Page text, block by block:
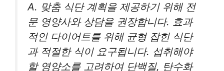
A. 맞춤 식단 계획을 제공하기 위해 전
문 영양사와 상담을 권장합니다. 효과
적인 다이어트를 위해 균형 잡힌 식단
과 적절한 식이 요구됩니다. 섭취해야
할 영양소를 고려하여 단백질, 탄수화